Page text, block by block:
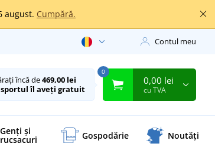
august. Cumpără.
Contul meu
încă de469,00 lei
îl aveți gratuit
0
0,00 lei
cu TVA
Genți și
rucsacuri Gospodărie Noutăți